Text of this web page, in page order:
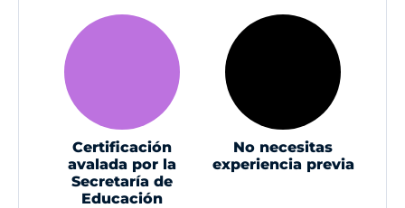
Certificación
avalada por la
Secretaría de
Educación
No necesitas
experiencia previa